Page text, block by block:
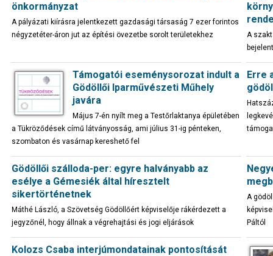
önkormányzat
A pályázati kiírásra jelentkezett gazdasági társaság 7 ezer forintos
négyzetéter-áron jut az építési övezetbe sorolt területekhez
A
Támogatói eseménysorozat indult a
Gödöllői Iparművészeti Műhely
javára
Május 7-én nyílt meg a Testőrlaktanya épületében
a Tükröződések című látványosság, ami július 31-ig pénteken,
szombaton és vasárnap kereshető fel
Erre
Gödöllői szálloda-per: egyre halványabb az
esélye a Gémesiék által híresztelt
sikertörténetnek
Máthé László, a Szövetség Gödöllőért képviselője rákérdezett a
jegyzőnél, hogy állnak a végrehajtási és jogi eljárások
A
Páltól
Kolozs Csaba interjúmondatainak pontosítását